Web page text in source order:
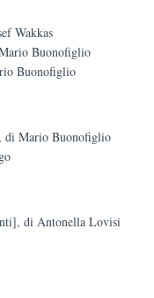
Wakkas
Buonofiglio
Buonofiglio
di Mario Buonofiglio
di Antonella Lovisi